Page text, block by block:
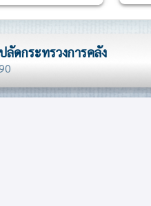
ดกระทรวงการคลัง